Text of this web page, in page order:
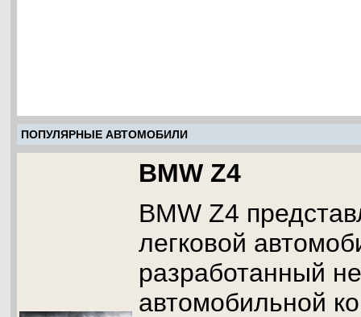
ПОПУЛЯРНЫЕ АВТОМОБИЛИ
BMW Z4
BMW Z4
легковой
разработанный
автомобильной